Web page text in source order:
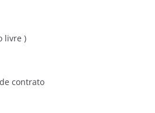
livre )
contrato